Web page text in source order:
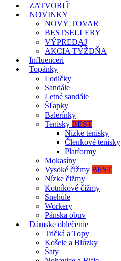
ZATVORIŤ
NOVINKY
NOVÝ TOVAR
BESTSELLERY
VÝPREDAJ
AKCIA TÝŽDŇA
Influenceri
Topánky
Lodičky
Sandále
Letné sandále
Šľapky
Balerínky
Tenisky BEST
Nízke tenisky
Členkové tenisky
Platformy
Mokasíny
Vysoké čižmy BEST
Nízke čižmy
Kotníkové čižmy
Snehule
Workery
Pánska obuv
Dámske oblečenie
Tričká a Topy
Košele a Blúzky
Šaty